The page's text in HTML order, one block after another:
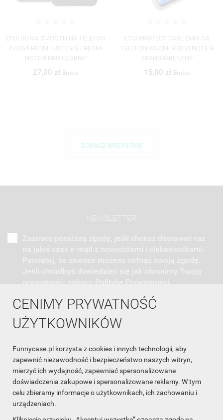
CENIMY PRYWATNOŚĆ
UŻYTKOWNIKÓW
Funnycase.pl korzysta z cookies i innych technologii, aby
zapewnić niezawodność i bezpieczeństwo naszych witryn,
mierzyć ich wydajność, zapewniać spersonalizowane
doświadczenia zakupowe i spersonalizowane reklamy. W tym
celu zbieramy informacje o użytkownikach, ich zachowaniu i
urządzeniach.
ETUI PROTECT CASE 2MM NA
TELEFON XIAOMI REDMI NOTE 9
TRANSPARENTNY
15,00 zł Brutto
ETUI PROTECT CASE 2MM NA
TELEFON XIAOMI REDMI NOTE 9S
TRANSPARENTNY
15,00 zł Brutto
ZOBACZ WSZYSTKIE
NEWSLETTER
INFORMACJA O SKLEPIE
INFORMACJE
OBSŁUGA KLIENTA
WSPÓŁPRACA